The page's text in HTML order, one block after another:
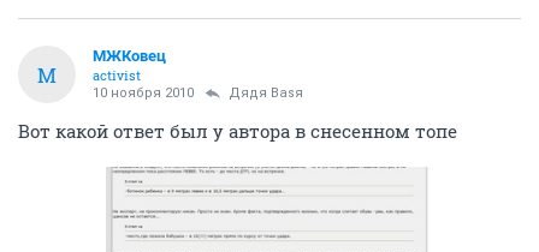
М
МЖКовец
activist
10 ноября 2010 Дядя Ваsя
Вот какой ответ был у автора в снесенном топе